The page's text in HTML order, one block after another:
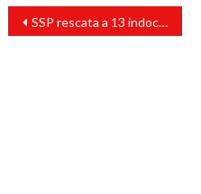
Navegación
entradas
SSP rescata a 13 indocumentados en la zona cañera